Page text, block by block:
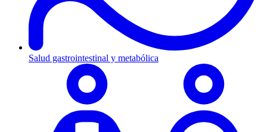
Salud gastrointestinal y metabólica